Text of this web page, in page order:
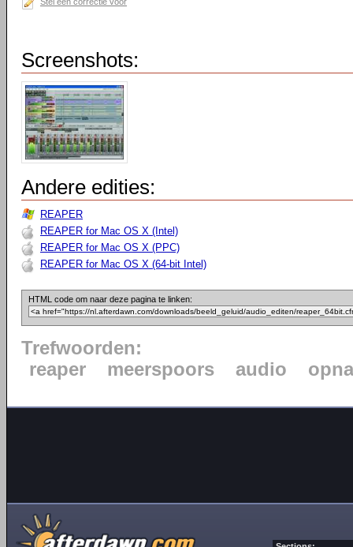
Screenshots:
Andere edities:
REAPER
REAPER for Mac OS X (Intel)
REAPER for Mac OS X (PPC)
REAPER for Mac OS X (64-bit Intel)
HTML code om naar deze pagina te linken:
Trefwoorden:
reaper
meerspoors audio